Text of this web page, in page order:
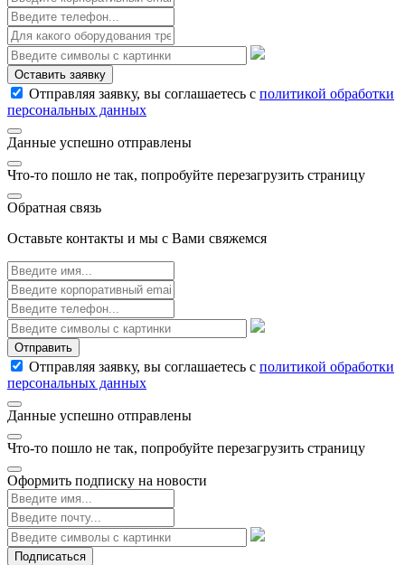
Оставить заявку
Отправляя заявку, вы соглашаетесь с политикой обработки
персональных данных
Данные успешно отправлены
Что-то пошло не так, попробуйте перезагрузить страницу
Обратная связь
Оставьте контакты и мы с Вами свяжемся
Отправить
Отправляя заявку, вы соглашаетесь с политикой обработки
персональных данных
Данные успешно отправлены
Что-то пошло не так, попробуйте перезагрузить страницу
Оформить подписку на новости
Подписаться